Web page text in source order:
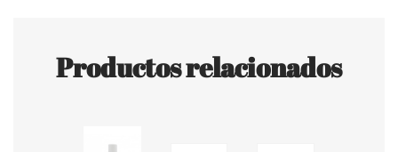
Productos relacionados